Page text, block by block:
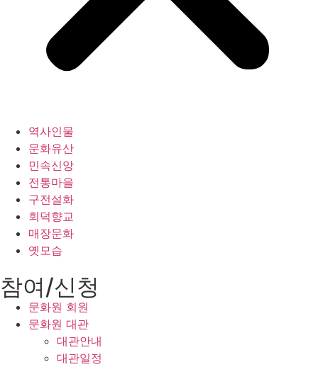
역사인물
문화유산
민속신앙
전통마을
구전설화
회덕향교
매장문화
옛모습
참여/신청
문화원 회원
문화원 대관
대관안내
대관일정